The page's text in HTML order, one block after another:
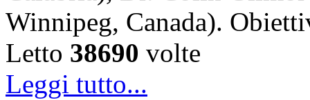
Winnipeg, Canada).
Letto 38690 volte
Leggi tutto...